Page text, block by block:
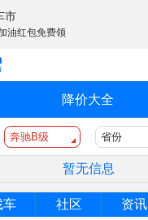
市
油红包免费领
降价大全
奔驰B级 省份
暂无信息
车 社区 资讯